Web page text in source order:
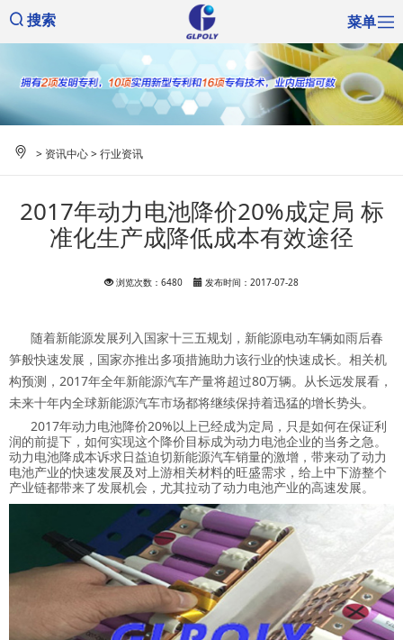
搜索 菜单
> 资讯中心>行业资讯
2017年动力电池降价20%成定局 标
准化生产成降低成本有效途径
浏览次数：6480 发布时间：2017-07-28
随着新能源发展列入国家十三五规划，新能源电动车辆如雨后春
笋般快速发展，国家亦推出多项措施助力该行业的快速成长。相关机
构预测，2017年全年新能源汽车产量将超过80万辆。从长远发展看，
未来十年内全球新能源汽车市场都将继续保持着迅猛的增长势头。
2017年动力电池降价20%以上已经成为定局，只是如何在保证利
润的前提下，如何实现这个降价目标成为动力电池企业的当务之急。
动力电池降成本诉求日益迫切新能源汽车销量的激增，带来动了动力
电池产业的快速发展及对上游相关材料的旺盛需求，给上中下游整个
产业链都带来了发展机会，尤其拉动了动力电池产业的高速发展。